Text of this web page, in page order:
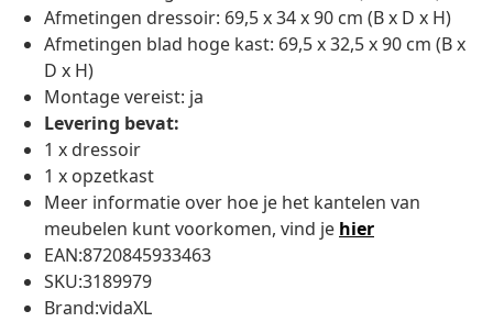
Afmetingen dressoir: 69,5 x 34 x 90 cm (B x D x H)
Afmetingen blad hoge kast: 69,5 x 32,5 x 90 cm (B x
D x H)
Montage vereist: ja
Levering bevat:
1 x dressoir
1 x opzetkast
Meer informatie over hoe je het kantelen van
meubelen kunt voorkomen, vind je hier
EAN:8720845933463
SKU:3189979
Brand:vidaXL